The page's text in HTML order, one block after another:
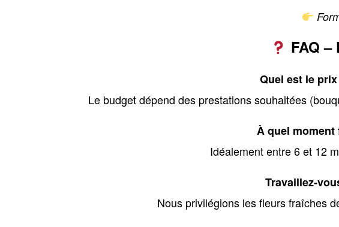
FAQ
Quel est le
Le budget dépend des prestations souhaitées
À quel
Idéalement entre 6 et 12
Travaillez-
Nous privilégions les fleurs fraîches